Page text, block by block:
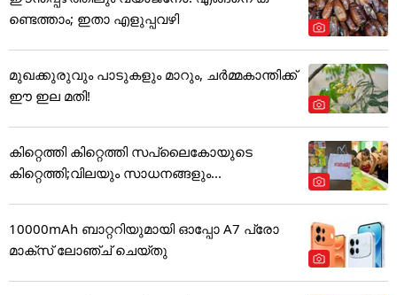
ണ്ടെത്താം; ഇതാ എളുപ്പവഴി
മുഖക്കുരുവും പാടുകളും മാറും, ചർമ്മകാന്തിക്ക്
ഈ ഇല മതി!
കിറ്റെത്തി കിറ്റെത്തി സപ്ലൈകോയുടെ
കിറ്റെത്തി;വിലയും സാധനങ്ങളും...
10000mAh ബാറ്ററിയുമായി ഓപ്പോ A7 പ്രോ
മാക്സ് ലോഞ്ച് ചെയ്തു